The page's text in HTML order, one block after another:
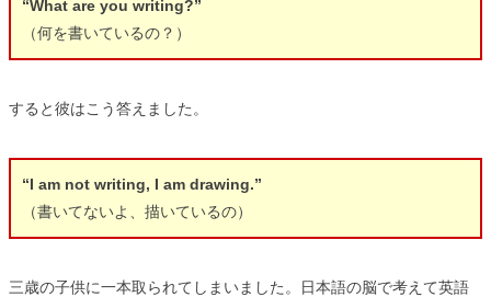
“What are you writing?”
（何を書いているの？）
すると彼はこう答えました。
“I am not writing, I am drawing.”
（書いてないよ、描いているの）
三歳の子供に一本取られてしまいました。日本語の脳で考えて英語